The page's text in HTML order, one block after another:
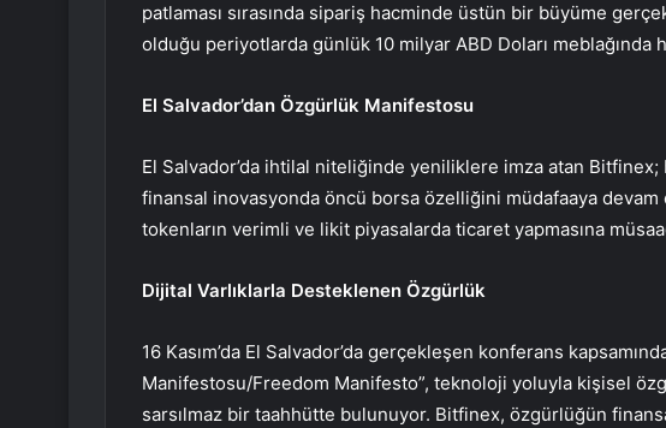
patlaması sırasında sipariş hacminde üstün bir büyüme
olduğu periyotlarda günlük 10 milyar ABD Doları meblağında
El Salvador’dan Özgürlük Manifestosu
El Salvador’da ihtilal niteliğinde yeniliklere imza atan
finansal inovasyonda öncü borsa özelliğini müdafaaya
tokenların verimli ve likit piyasalarda ticaret yapmasına
Dijital Varlıklarla Desteklenen Özgürlük
16 Kasım’da El Salvador’da gerçekleşen konferans
Manifestosu/Freedom Manifesto”, teknoloji yoluyla kişisel
sarsılmaz bir taahhütte bulunuyor. Bitfinex, özgürlüğün